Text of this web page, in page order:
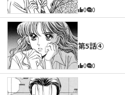
0 0
第5話④
0 0